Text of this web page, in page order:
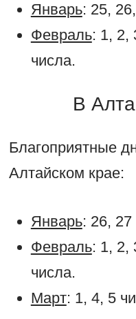
Январь: 25,
Февраль: 1, 2,
числа.
В
Благоприятные
Алтайском крае:
Январь: 26, 27
Февраль: 1, 2,
числа.
Март: 1, 4, 5